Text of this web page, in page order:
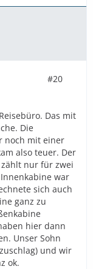
#20
Das mit
Die
noch mit einer
also teuer. Der
nur für zwei
war
sich auch
ganz zu
hier dann
Unser Sohn
und wir
ok.